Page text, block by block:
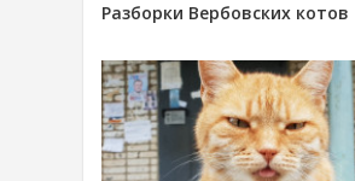
Разборки Вербовских котов